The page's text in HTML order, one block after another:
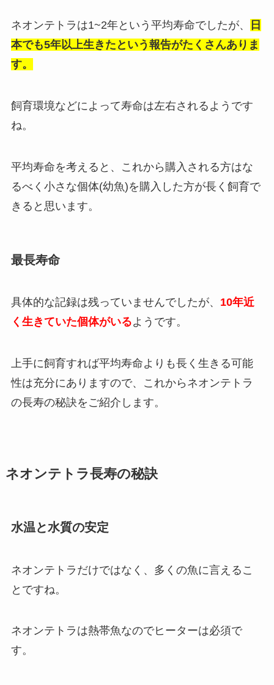
ネオンテトラは1~2年という平均寿命でしたが、
日
本でも5年以上生きたという報告がたくさんありま
す。
飼育環境などによって寿命は左右されるようです
ね。
平均寿命を考えると、これから購入される方はな
るべく小さな個体(幼魚)を購入した方が長く飼育で
きると思います。
最長寿命
具体的な記録は残っていませんでしたが、 10年近
く生きていた個体がいるようです。
上手に飼育すれば平均寿命よりも長く生きる可能
性は充分にありますので、これからネオンテトラ
の長寿の秘訣をご紹介します。
ネオンテトラ長寿の秘訣
水温と水質の安定
ネオンテトラだけではなく、多くの魚に言えるこ
とですね。
ネオンテトラは熱帯魚なのでヒーターは必須で
す。